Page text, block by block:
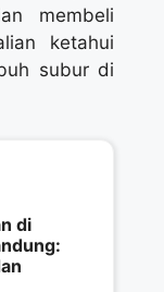
membeli
ketahui
subur di
di